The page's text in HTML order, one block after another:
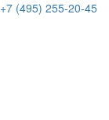
+7 (495) 255-20-45